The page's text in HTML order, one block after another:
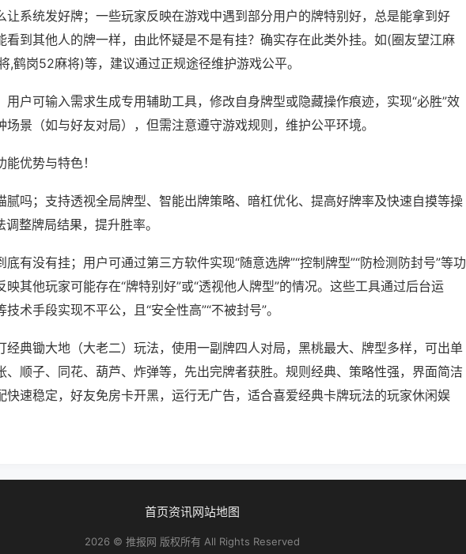
让系统发好牌；一些玩家反映在游戏中遇到部分用户的牌特别好，总是能拿到好
看到其他人的牌一样，由此怀疑是不是有挂？确实存在此类外挂。如(圈友望江麻
,鹤岗52麻将)等，建议通过正规途径维护游戏公平。
用户可输入需求生成专用辅助工具，修改自身牌型或隐藏操作痕迹，实现“必胜”效
场景（如与好友对局），但需注意遵守游戏规则，维护公平环境。
优势与特色！
腻吗；支持透视全局牌型、智能出牌策略、暗杠优化、提高好牌率及快速自摸等操
整牌局结果，提升胜率。
底有没有挂；用户可通过第三方软件实现“随意选牌”“控制牌型”“防检测防封号”等功
映其他玩家可能存在“牌特别好”或“透视他人牌型”的情况。这些工具通过后台运
术手段实现不平公，且“安全性高”“不被封号”。
经典锄大地（大老二）玩法，使用一副牌四人对局，黑桃最大、牌型多样，可出单
、顺子、同花、葫芦、炸弹等，先出完牌者获胜。规则经典、策略性强，界面简洁
快速稳定，好友免房卡开黑，运行无广告，适合喜爱经典卡牌玩法的玩家休闲娱
首页资讯网站地图
2026 © 推报网 版权所有 All Rights Reserved